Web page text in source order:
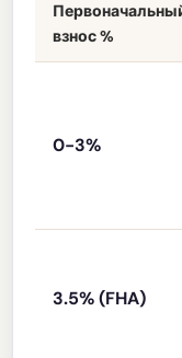
взнос %
0-3%
3.5% (FHA)